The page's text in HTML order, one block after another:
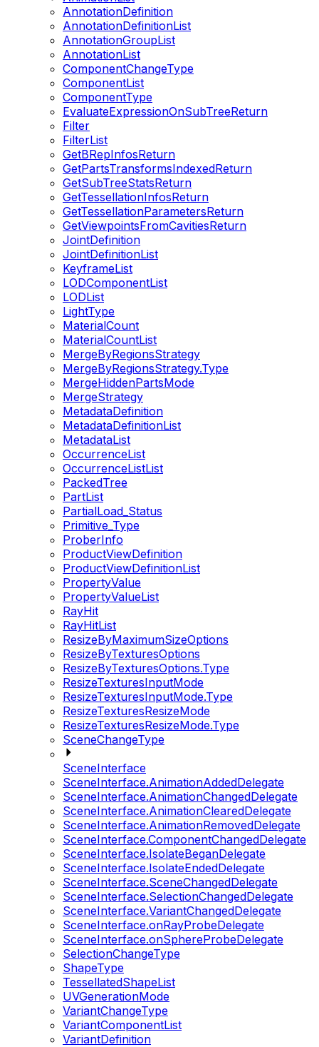
AnnotationDefinition
AnnotationDefinitionList
AnnotationGroupList
AnnotationList
ComponentChangeType
ComponentList
ComponentType
EvaluateExpressionOnSubTreeReturn
Filter
FilterList
GetBRepInfosReturn
GetPartsTransformsIndexedReturn
GetSubTreeStatsReturn
GetTessellationInfosReturn
GetTessellationParametersReturn
GetViewpointsFromCavitiesReturn
JointDefinition
JointDefinitionList
KeyframeList
LODComponentList
LODList
LightType
MaterialCount
MaterialCountList
MergeByRegionsStrategy
MergeByRegionsStrategy.Type
MergeHiddenPartsMode
MergeStrategy
MetadataDefinition
MetadataDefinitionList
MetadataList
OccurrenceList
OccurrenceListList
PackedTree
PartList
PartialLoad_Status
Primitive_Type
ProberInfo
ProductViewDefinition
ProductViewDefinitionList
PropertyValue
PropertyValueList
RayHit
RayHitList
ResizeByMaximumSizeOptions
ResizeByTexturesOptions
ResizeByTexturesOptions.Type
ResizeTexturesInputMode
ResizeTexturesInputMode.Type
ResizeTexturesResizeMode
ResizeTexturesResizeMode.Type
SceneChangeType
SceneInterface
SceneInterface.AnimationAddedDelegate
SceneInterface.AnimationChangedDelegate
SceneInterface.AnimationClearedDelegate
SceneInterface.AnimationRemovedDelegate
SceneInterface.ComponentChangedDelegate
SceneInterface.IsolateBeganDelegate
SceneInterface.IsolateEndedDelegate
SceneInterface.SceneChangedDelegate
SceneInterface.SelectionChangedDelegate
SceneInterface.VariantChangedDelegate
SceneInterface.onRayProbeDelegate
SceneInterface.onSphereProbeDelegate
SelectionChangeType
ShapeType
TessellatedShapeList
UVGenerationMode
VariantChangeType
VariantComponentList
VariantDefinition